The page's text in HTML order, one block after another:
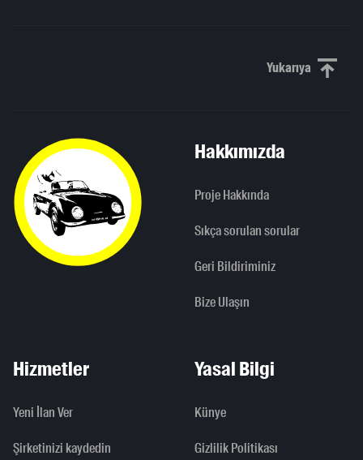
YukarıyaYukarı
Hakkımızda
Proje Hakkında
Sıkça sorulan sorular
Geri Bildiriminiz
Bize Ulaşın
Hizmetler
Yeni İlan Ver
Şirketinizi kaydedin
Yasal Bilgi
Künye
Gizlilik Politikası